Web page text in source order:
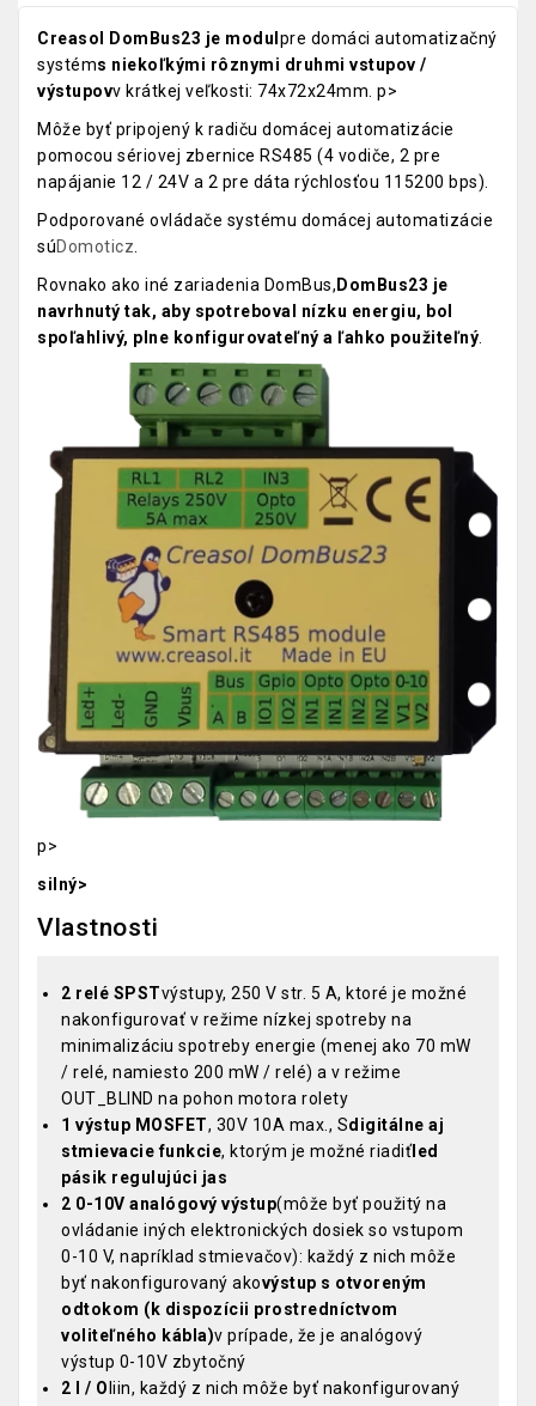
Creasol DomBus23 je modul pre domáci automatizačný
systéms niekoľkými rôznymi druhmi vstupov /
výstupovv krátkej veľkosti: 74x72x24mm. p>
Môže byť pripojený k radiču domácej automatizácie
pomocou sériovej zbernice RS485 (4 vodiče, 2 pre
napájanie 12 / 24V a 2 pre dáta rýchlosťou 115200 bps).
Podporované ovládače systému domácej automatizácie
súDomoticz.
Rovnako ako iné zariadenia DomBus, DomBus23 je
navrhnutý tak, aby spotreboval nízku energiu, bol
spoľahlivý, plne konfigurovateľný a ľahko použiteľný.
p>
silný>
Vlastnosti
2 relé SPSTvýstupy, 250 V str. 5 A, ktoré je možné
nakonfigurovať v režime nízkej spotreby na
minimalizáciu spotreby energie (menej ako 70 mW
/ relé, namiesto 200 mW / relé) a v režime
OUT_BLIND na pohon motora rolety
1 výstup MOSFET, 30V 10A max., Sdigitálne aj
stmievacie funkcie, ktorým je možné riadiť led
pásik regulujúci jas
2 0-10V analógový výstup(môže byť použitý na
ovládanie iných elektronických dosiek so vstupom
0-10 V, napríklad stmievačov): každý z nich môže
byť nakonfigurovaný akovýstup s otvoreným
odtokom (k dispozícii prostredníctvom
voliteľného kábla)v prípade, že je analógový
výstup 0-10V zbytočný
2 I / O liin, každý z nich môže byť nakonfigurovaný